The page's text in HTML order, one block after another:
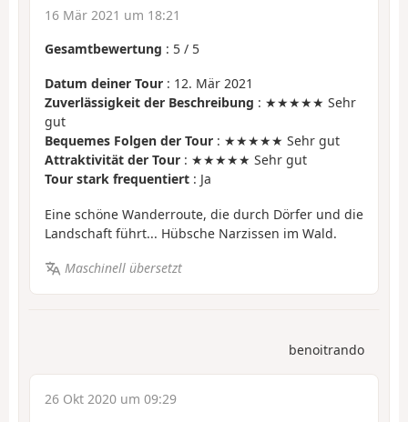
16 Mär 2021 um 18:21
Gesamtbewertung : 5 / 5
Datum deiner Tour : 12. Mär 2021
Zuverlässigkeit der Beschreibung : ★★★★★ Sehr
gut
Bequemes Folgen der Tour : ★★★★★ Sehr gut
Attraktivität der Tour : ★★★★★ Sehr gut
Tour stark frequentiert : Ja
Eine schöne Wanderroute, die durch Dörfer und die
Landschaft führt... Hübsche Narzissen im Wald.
Maschinell übersetzt
benoitrando
26 Okt 2020 um 09:29